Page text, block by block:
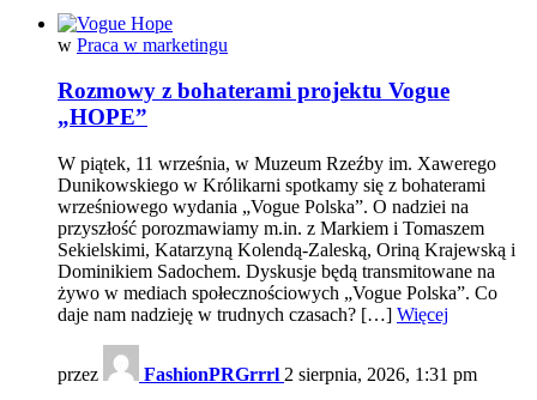
w Praca w marketingu
Rozmowy z bohaterami projektu Vogue
„HOPE”
W piątek, 11 września, w Muzeum Rzeźby im. Xawerego
Dunikowskiego w Królikarni spotkamy się z bohaterami
wrześniowego wydania „Vogue Polska”. O nadziei na
przyszłość porozmawiamy m.in. z Markiem i Tomaszem
Sekielskimi, Katarzyną Kolendą-Zaleską, Oriną Krajewską i
Dominikiem Sadochem. Dyskusje będą transmitowane na
żywo w mediach społecznościowych „Vogue Polska”. Co
daje nam nadzieję w trudnych czasach? […] Więcej
przez FashionPRGrrrl 2 sierpnia, 2026, 1:31 pm